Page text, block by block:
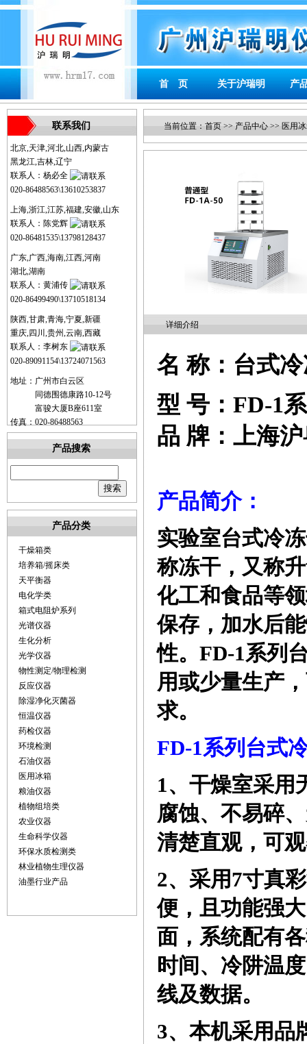
首 页 关于沪瑞明 产
联系我们
北京,天津,河北,山西,内蒙古
黑龙江,吉林,辽宁
联系人：杨必全
020-86488563\13610253837
上海,浙江,江苏,福建,安徽,山东
联系人：陈党辉
020-86481535\13798128437
广东,广西,海南,江西,河南
湖北,湖南
联系人：黄浦传
020-86499490\13710518134
陕西,甘肃,青海,宁夏,新疆
重庆,四川,贵州,云南,西藏
联系人：李树东
020-89091154\13724071563
地址：广州市白云区
同德围德康路10-12号
富骏大厦B座611室
传真：020-86488563
产品搜索
产品分类
干燥箱类
培养箱/摇床类
天平衡器
电化学类
箱式电阻炉系列
光谱仪器
生化分析
光学仪器
物性测定/物理检测
反应仪器
除湿净化灭菌器
恒温仪器
药检仪器
环境检测
石油仪器
医用冰箱
粮油仪器
植物组培类
农业仪器
生命科学仪器
环保水质检测类
林业植物生理仪器
油墨行业产品
当前位置： 首页 >> 产品中心 >> 医用
详细介绍
名 称：台式
型 号： FD-1
品 牌：上海
产品简介：
实验室台式冷
称冻干，又称
化工和食品等
保存，加水后
性。 FD-1系列
用或少量生产
求。
FD-1系列台式
1、 干燥室采用
腐蚀、不易碎
清楚直观，可
2、 采用7寸真
便，且功能强
面，系统配有
时间、冷阱温
线及数据。
3、 本机采用品